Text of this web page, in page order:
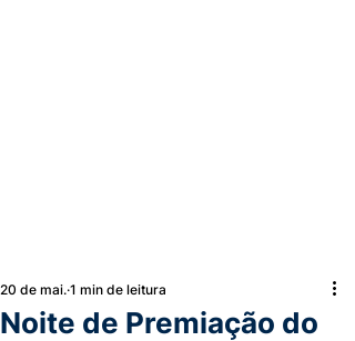
Noite de Premiação do
20 de mai. 1 min de leitura